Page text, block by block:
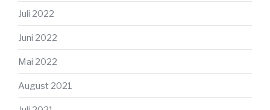
Juli 2022
Juni 2022
Mai 2022
August 2021